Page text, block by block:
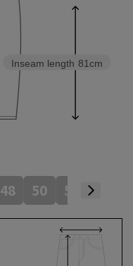
Inseam length 81cm
48 50 52